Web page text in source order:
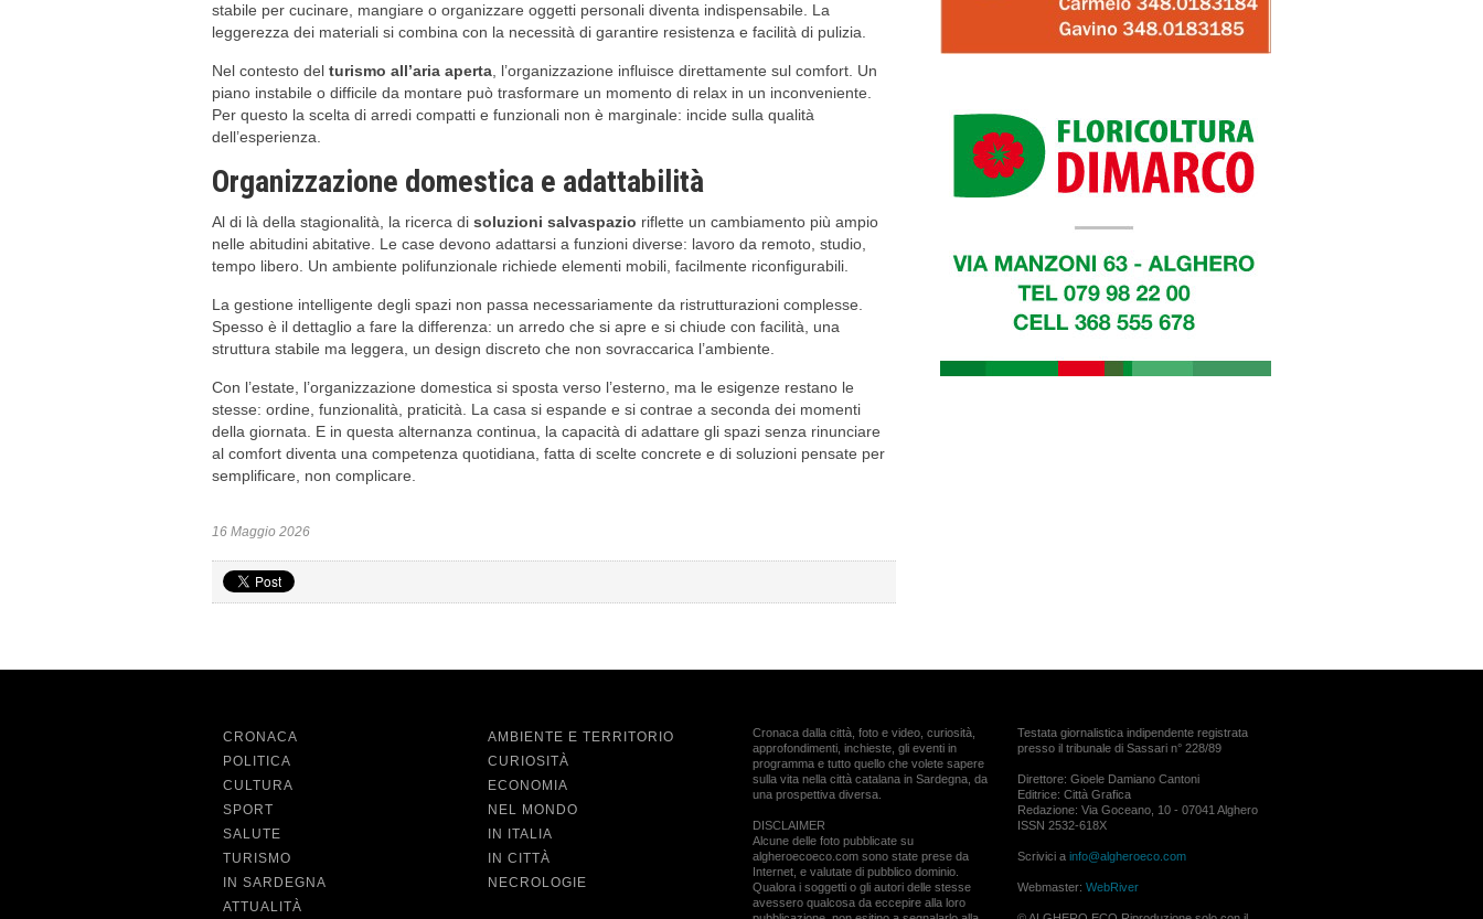
stabile per cucinare, mangiare o organizzare oggetti personali diventa indispensabile. La
leggerezza dei materiali si combina con la necessità di garantire resistenza e facilità di pulizia.
Nel contesto del turismo all’aria aperta , l’organizzazione influisce direttamente sul comfort. Un
piano instabile o difficile da montare può trasformare un momento di relax in un inconveniente.
Per questo la scelta di arredi compatti e funzionali non è marginale: incide sulla qualità
dell’esperienza.
Organizzazione domestica e adattabilità
Al di là della stagionalità, la ricerca di soluzioni salvaspazio riflette un cambiamento più ampio
nelle abitudini abitative. Le case devono adattarsi a funzioni diverse: lavoro da remoto, studio,
tempo libero. Un ambiente polifunzionale richiede elementi mobili, facilmente riconfigurabili.
La gestione intelligente degli spazi non passa necessariamente da ristrutturazioni complesse.
Spesso è il dettaglio a fare la differenza: un arredo che si apre e si chiude con facilità, una
struttura stabile ma leggera, un design discreto che non sovraccarica l’ambiente.
Con l’estate, l’organizzazione domestica si sposta verso l’esterno, ma le esigenze restano le
stesse: ordine, funzionalità, praticità. La casa si espande e si contrae a seconda dei momenti
della giornata. E in questa alternanza continua, la capacità di adattare gli spazi senza rinunciare
al comfort diventa una competenza quotidiana, fatta di scelte concrete e di soluzioni pensate per
semplificare, non complicare.
16 Maggio 2026
CRONACA
POLITICA
CULTURA
SPORT
SALUTE
TURISMO
IN SARDEGNA
ATTUALITÀ
AMBIENTE E TERRITORIO
CURIOSITÀ
ECONOMIA
NEL MONDO
IN ITALIA
IN CITTÀ
NECROLOGIE
Cronaca dalla città, foto e video, curiosità,
approfondimenti, inchieste, gli eventi in
programma e tutto quello che volete sapere
sulla vita nella città catalana in Sardegna, da
una prospettiva diversa.
DISCLAIMER
Alcune delle foto pubblicate su
algheroecoeco.com sono state prese da
Internet, e valutate di pubblico dominio.
Qualora i soggetti o gli autori delle stesse
avessero qualcosa da eccepire alla loro
Testata giornalistica indipendente registrata
presso il tribunale di Sassari n° 228/89
Direttore: Gioele Damiano Cantoni
Editrice: Città Grafica
Redazione: Via Goceano, 10 - 07041 Alghero
ISSN 2532-618X
Scrivici a info@algheroeco.com
Webmaster: WebRiver